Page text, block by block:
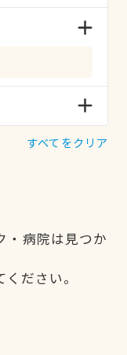
すべてをクリア
・病院は見つか
ださい。